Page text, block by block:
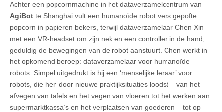
Achter een popcornmachine in het dataverzamelcentrum van
AgiBot te Shanghai vult een humanoïde robot vers gepofte
popcorn in papieren bekers, terwijl dataverzamelaar Chen Xin
met een VR-headset om zijn nek en een controller in de hand,
geduldig de bewegingen van de robot aanstuurt. Chen werkt in
het opkomend beroep: dataverzamelaar voor humanoïde
robots. Simpel uitgedrukt is hij een ‘menselijke leraar’ voor
robots, die hen door nieuwe praktijksituaties loodst – van het
afvegen van tafels en het vegen van vloeren tot het werken aan
supermarktkassa’s en het verplaatsen van goederen – tot op